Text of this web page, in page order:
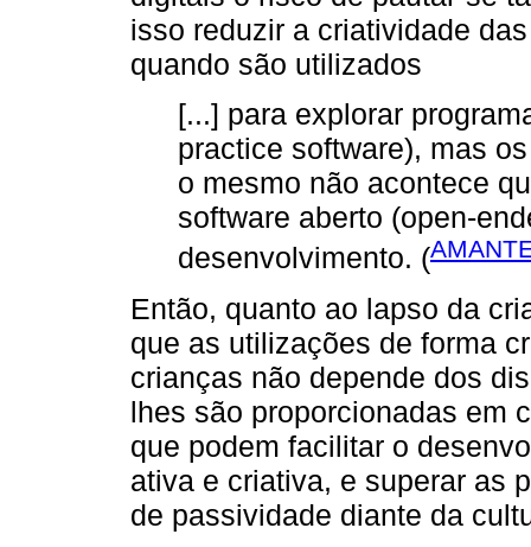
isso reduzir a criatividade
quando são utilizados
[...] para explorar
practice software), mas
o mesmo não acontece
software aberto (open-
desenvolvimento. (
Então, quanto ao lapso da
que as utilizações de forma
crianças não depende dos
lhes são proporcionadas em
que podem facilitar o
ativa e criativa, e superar as
de passividade diante da